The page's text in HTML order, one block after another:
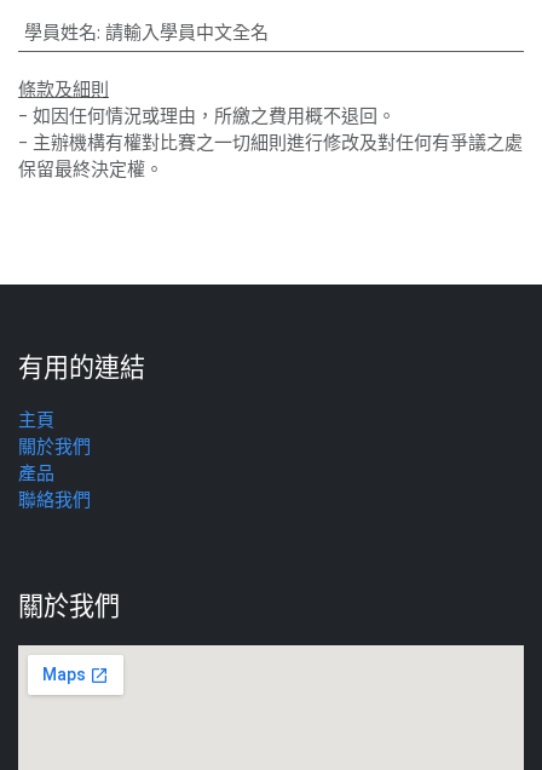
學員姓名: 請輸入學員中文全名
條款及細則
- 如因任何情況或理由，所繳之費用概不退回。
- 主辦機構有權對比賽之一切細則進行修改及對任何有爭議之處
保留最終決定權。
有用的連結
主頁
關於我們
產品
聯絡我們
關於我們